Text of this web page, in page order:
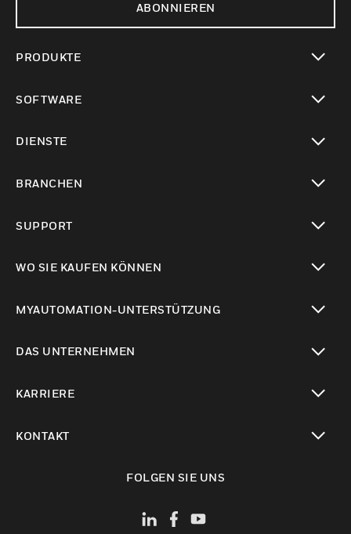
ABONNIEREN
PRODUKTE
SOFTWARE
DIENSTE
BRANCHEN
SUPPORT
WO SIE KAUFEN KÖNNEN
MYAUTOMATION-UNTERSTÜTZUNG
DAS UNTERNEHMEN
KARRIERE
KONTAKT
FOLGEN SIE UNS